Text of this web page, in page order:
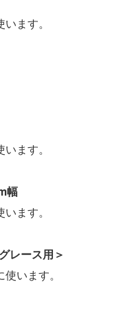
ます。
ます。
幅
ます。
レース用＞
います。